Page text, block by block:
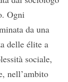
Ogni
da una
delle élite a
sociale,
nell’ambito